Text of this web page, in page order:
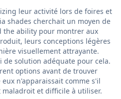
leur activité lors de foires et
shades cherchait un moyen de
ability pour montrer aux
leurs conceptions légères
visuellement attrayante.
de solution adéquate pour cela.
options avant de trouver
n'apparaissait comme s'il
et difficile à utiliser.